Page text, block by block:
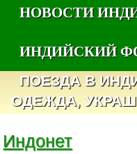
НОВОСТИ
ИНДИЙСКИЙ
ПОЕЗДА В
ОДЕЖДА,
Индонет